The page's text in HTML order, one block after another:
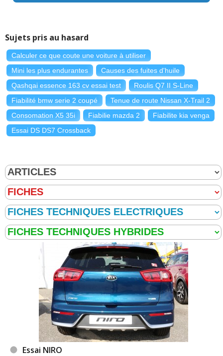
Sujets pris au hasard
Calculer ce que coute une voiture à utiliser
Mini les plus endurantes
Causes des fuites d'huile
Qashqai essence 163 cv essai test
Roulis Q7 II S-Line
Fiabilité bmw serie 2 coupé
Tenue de route Nissan X-Trail 2
Consomation X5 35i
Fiabilie mazda 2
Fiabilite kia venga
Essai DS DS7 Crossback
Essai NIRO